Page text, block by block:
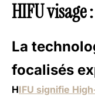
HIFU
La
focalisés
HIFU signifie